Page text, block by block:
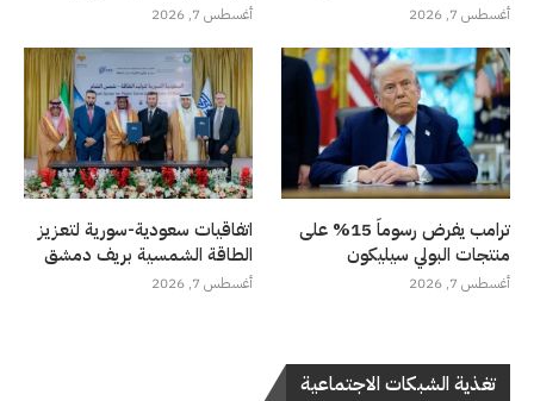
أغسطس 7, 2026 أغسطس 7, 2026
ترامب يفرض رسوماً 15% على
منتجات البولي سيليكون
أغسطس 7, 2026
اتفاقيات سعودية-سورية لتعزيز
الطاقة الشمسية بريف دمشق
أغسطس 7, 2026
تغذية الشبكات الاجتماعية